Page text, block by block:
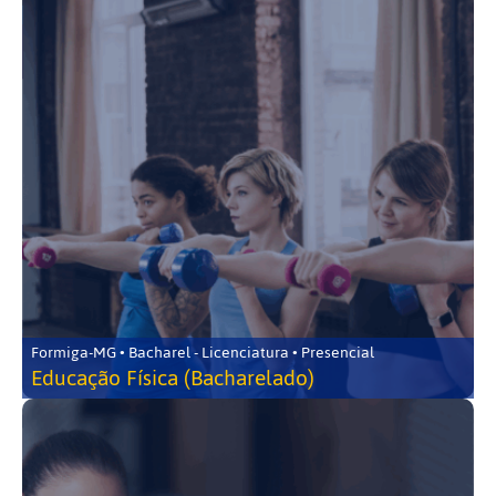
Formiga-MG • Bacharel - Licenciatura • Presencial
Educação Física (Bacharelado)